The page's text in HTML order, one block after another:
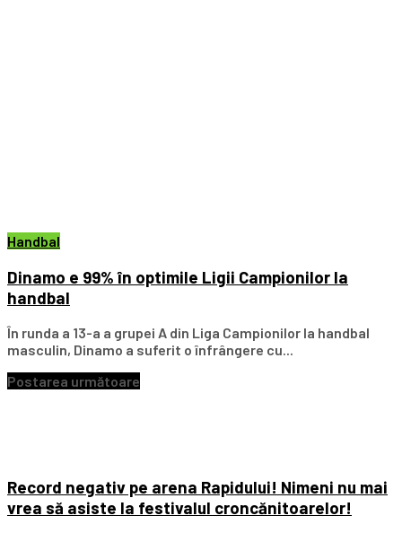
Handbal
Dinamo e 99% în optimile Ligii Campionilor la
handbal
În runda a 13-a a grupei A din Liga Campionilor la handbal
masculin, Dinamo a suferit o înfrângere cu...
Postarea următoare
Record negativ pe arena Rapidului! Nimeni nu mai
vrea să asiste la festivalul croncănitoarelor!